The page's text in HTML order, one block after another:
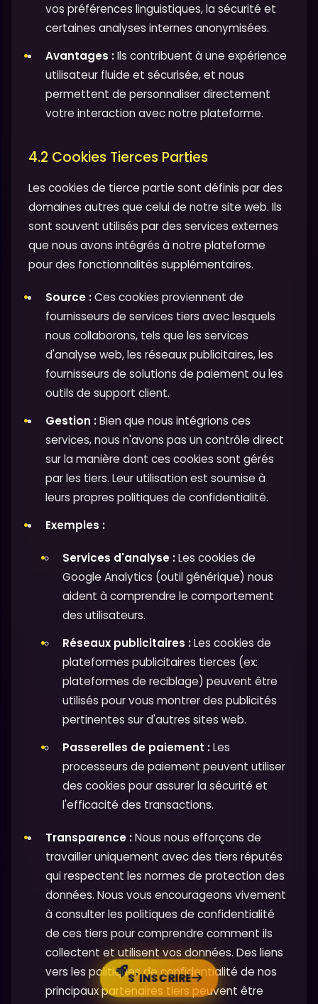
vos préférences linguistiques, la sécurité et
certaines analyses internes anonymisées.
Avantages :Ils contribuent à une expérience
utilisateur fluide et sécurisée, et nous
permettent de personnaliser directement
votre interaction avec notre plateforme.
4.2 Cookies Tierces Parties
Les cookies de tierce partie sont définis par des
domaines autres que celui de notre site web. Ils
sont souvent utilisés par des services externes
que nous avons intégrés à notre plateforme
pour des fonctionnalités supplémentaires.
Source :Ces cookies proviennent de
fournisseurs de services tiers avec lesquels
nous collaborons, tels que les services
d'analyse web, les réseaux publicitaires, les
fournisseurs de solutions de paiement ou les
outils de support client.
Gestion :Bien que nous intégrions ces
services, nous n'avons pas un contrôle direct
sur la manière dont ces cookies sont gérés
par les tiers. Leur utilisation est soumise à
leurs propres politiques de confidentialité.
Exemples :
Services d'analyse :Les cookies de
Google Analytics (outil générique) nous
aident à comprendre le comportement
des utilisateurs.
Réseaux publicitaires :Les cookies de
plateformes publicitaires tierces (ex:
plateformes de reciblage) peuvent être
utilisés pour vous montrer des publicités
pertinentes sur d'autres sites web.
Passerelles de paiement :Les
processeurs de paiement peuvent utiliser
des cookies pour assurer la sécurité et
l'efficacité des transactions.
Transparence :Nous nous efforçons de
travailler uniquement avec des tiers réputés
qui respectent les normes de protection des
données. Nous vous encourageons vivement
à consulter les politiques de confidentialité
de ces tiers pour comprendre comment ils
collectent et utilisent vos données. Des liens
vers les politiques de confidentialité de nos
principaux partenaires tiers peuvent être
S'INSCRIRE